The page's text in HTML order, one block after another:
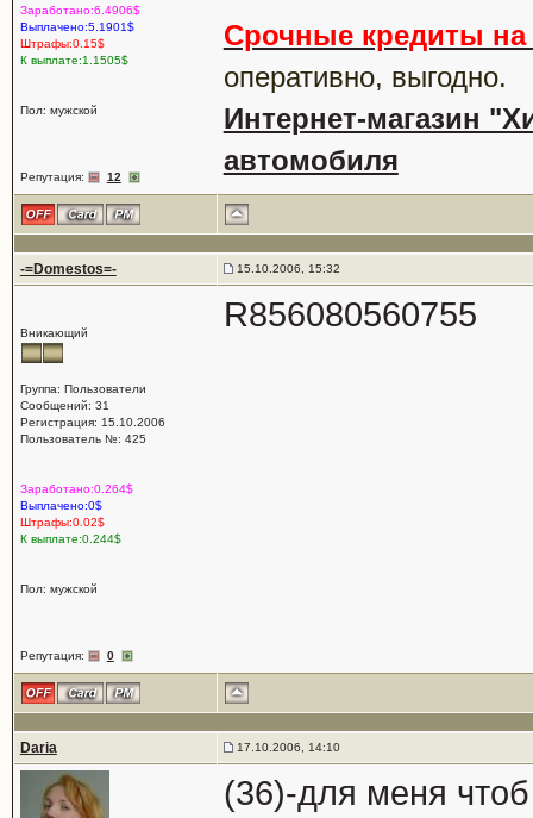
Заработано:6.4906$
Выплачено:5.1901$
Штрафы:0.15$
К выплате:1.1505$
Пол: мужской
Репутация: 12
Срочные кредиты на
оперативно, выгодно.
Интернет-магазин
автомобиля
-=Domestos=- 15.10.2006, 15:32
Вникающий
Группа: Пользователи
Сообщений: 31
Регистрация: 15.10.2006
Пользователь №: 425
Заработано:0.264$
Выплачено:0$
Штрафы:0.02$
К выплате:0.244$
Пол: мужской
Репутация: 0
R856080560755
Daria 17.10.2006, 14:10
(36)-для меня